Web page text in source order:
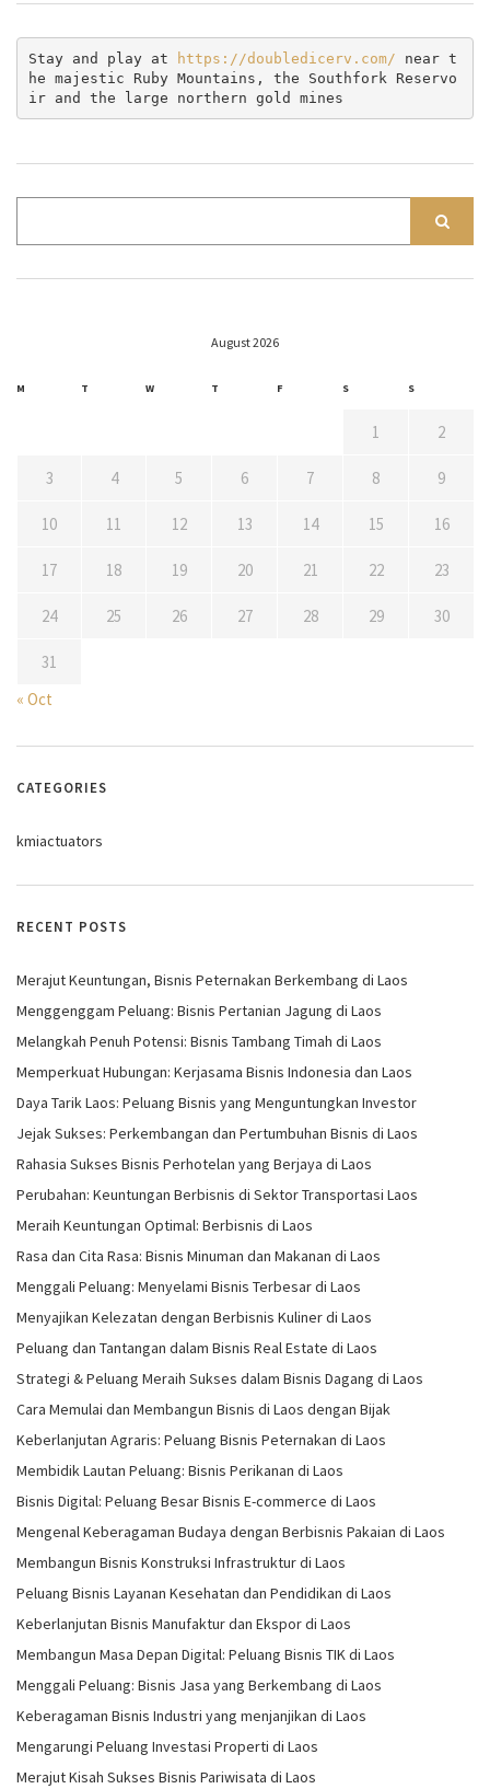
Stay and play at https://doubledicerv.com/ near t
he majestic Ruby Mountains, the Southfork Reservo
ir and the large northern gold mines
August 2026
M T W T F S S
1 2
3 4 5 6 7 8 9
10 11 12 13 14 15 16
17 18 19 20 21 22 23
24 25 26 27 28 29 30
31
« Oct
CATEGORIES
kmiactuators
RECENT POSTS
Merajut Keuntungan, Bisnis Peternakan Berkembang di Laos
Menggenggam Peluang: Bisnis Pertanian Jagung di Laos
Melangkah Penuh Potensi: Bisnis Tambang Timah di Laos
Memperkuat Hubungan: Kerjasama Bisnis Indonesia dan Laos
Daya Tarik Laos: Peluang Bisnis yang Menguntungkan Investor
Jejak Sukses: Perkembangan dan Pertumbuhan Bisnis di Laos
Rahasia Sukses Bisnis Perhotelan yang Berjaya di Laos
Perubahan: Keuntungan Berbisnis di Sektor Transportasi Laos
Meraih Keuntungan Optimal: Berbisnis di Laos
Rasa dan Cita Rasa: Bisnis Minuman dan Makanan di Laos
Menggali Peluang: Menyelami Bisnis Terbesar di Laos
Menyajikan Kelezatan dengan Berbisnis Kuliner di Laos
Peluang dan Tantangan dalam Bisnis Real Estate di Laos
Strategi & Peluang Meraih Sukses dalam Bisnis Dagang di Laos
Cara Memulai dan Membangun Bisnis di Laos dengan Bijak
Keberlanjutan Agraris: Peluang Bisnis Peternakan di Laos
Membidik Lautan Peluang: Bisnis Perikanan di Laos
Bisnis Digital: Peluang Besar Bisnis E-commerce di Laos
Mengenal Keberagaman Budaya dengan Berbisnis Pakaian di Laos
Membangun Bisnis Konstruksi Infrastruktur di Laos
Peluang Bisnis Layanan Kesehatan dan Pendidikan di Laos
Keberlanjutan Bisnis Manufaktur dan Ekspor di Laos
Membangun Masa Depan Digital: Peluang Bisnis TIK di Laos
Menggali Peluang: Bisnis Jasa yang Berkembang di Laos
Keberagaman Bisnis Industri yang menjanjikan di Laos
Mengarungi Peluang Investasi Properti di Laos
Merajut Kisah Sukses Bisnis Pariwisata di Laos